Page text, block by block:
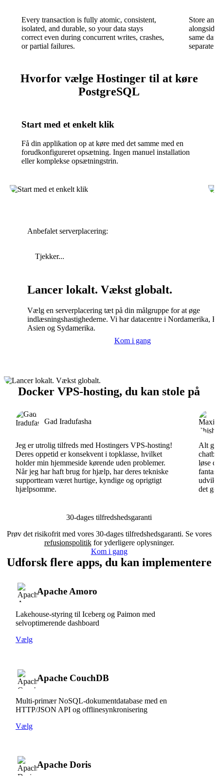
Every transaction is fully atomic, consistent,
isolated, and durable, so your data stays
correct even during concurrent writes, crashes,
or partial failures.
Store
same
separate
Hvorfor vælge Hostinger til at køre
PostgreSQL
Start med et enkelt klik
Få din applikation op at køre med det samme med en
forudkonfigureret opsætning. Ingen manuel installation
eller komplekse opsætningstrin.
Anbefalet serverplacering:
Tjekker...
Lancer lokalt. Vækst globalt.
Vælg en serverplacering tæt på din målgruppe for at øge
indlæsningshastighederne. Vi har datacentre i Nordamerika,
Asien og Sydamerika.
Kom i gang
Docker VPS-hosting, du kan stole på
Gad Iradufasha
Jeg er utrolig tilfreds med Hostingers VPS-hosting!
Deres oppetid er konsekvent i topklasse, hvilket
holder min hjemmeside kørende uden problemer.
Når jeg har haft brug for hjælp, har deres tekniske
supportteam været hurtige, kyndige og oprigtigt
hjælpsomme.
Alt
løse
det
30-dages tilfredshedsgaranti
Prøv det risikofrit med vores 30-dages tilfredshedsgaranti. Se vores
refusionspolitikfor yderligere oplysninger.
Kom i gang
Udforsk flere apps, du kan implementere
Apache Amoro
Lakehouse-styring til Iceberg og Paimon med
selvoptimerende dashboard
Vælg
Apache CouchDB
Multi-primær NoSQL-dokumentdatabase med en
HTTP/JSON API og offlinesynkronisering
Vælg
Apache Doris